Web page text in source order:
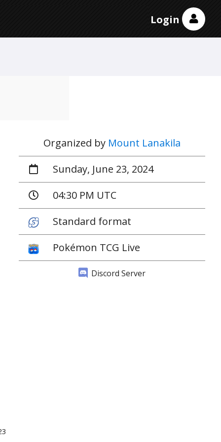
Login
Organized by Mount Lanakila
Sunday, June 23, 2024
04:30 PM UTC
Standard format
Pokémon TCG Live
Discord Server